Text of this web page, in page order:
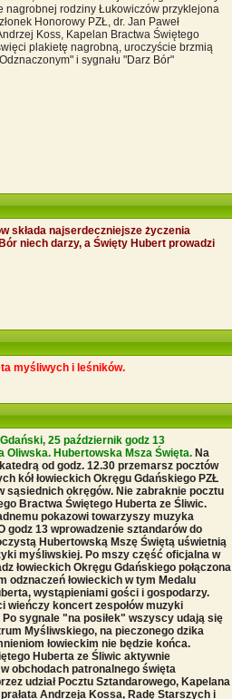
nagrobnej rodziny Łukowiczów przyklejona
Honorowy PZŁ, dr. Jan Paweł
Koss, Kapelan Bractwa Świętego
plakietę nagrobną, uroczyście brzmią
i sygnału "Darz Bór"
składa najserdeczniejsze życzenia
niech darzy, a Święty Hubert prowadzi
myśliwych i leśników.
25 październik godz 13
Oliwska. Hubertowska Msza Święta.Na
od godz. 12.30 przemarsz pocztów
kół łowieckich Okręgu Gdańskiego PZŁ
sąsiednich okręgów. Nie zabraknie pocztu
Bractwa Świętego Huberta ze Śliwic.
pokazowi towarzyszy muzyka
godz 13 wprowadzenie sztandarów do
Hubertowską Mszę Świętą uświetnią
myśliwskiej. Po mszy część oficjalna w
łowieckich Okręgu Gdańskiego połączona
odznaczeń łowieckich w tym Medalu
wystąpieniami gości i gospodarzy.
wieńczy koncert zespołów muzyki
sygnale "na posiłek" wszyscy udają się
Myśliwskiego, na pieczonego dzika
łowieckim nie będzie końca.
Huberta ze Śliwic aktywnie
obchodach patronalnego święta
udział Pocztu Sztandarowego, Kapelana
Andrzeja Kossa, Radę Starszych i